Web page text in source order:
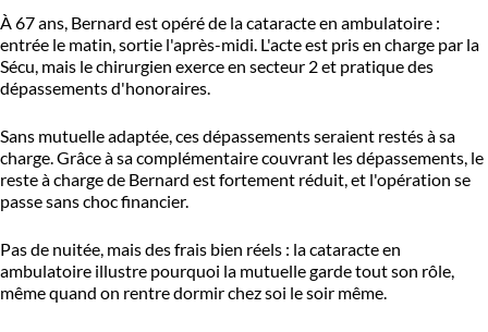
À 67 ans, Bernard est opéré de la cataracte en ambulatoire :
entrée le matin, sortie l'après-midi. L'acte est pris en charge par la
Sécu, mais le chirurgien exerce en secteur 2 et pratique des
dépassements d'honoraires.
Sans mutuelle adaptée, ces dépassements seraient restés à sa
charge. Grâce à sa complémentaire couvrant les dépassements, le
reste à charge de Bernard est fortement réduit, et l'opération se
passe sans choc financier.
Pas de nuitée, mais des frais bien réels : la cataracte en
ambulatoire illustre pourquoi la mutuelle garde tout son rôle,
même quand on rentre dormir chez soi le soir même.